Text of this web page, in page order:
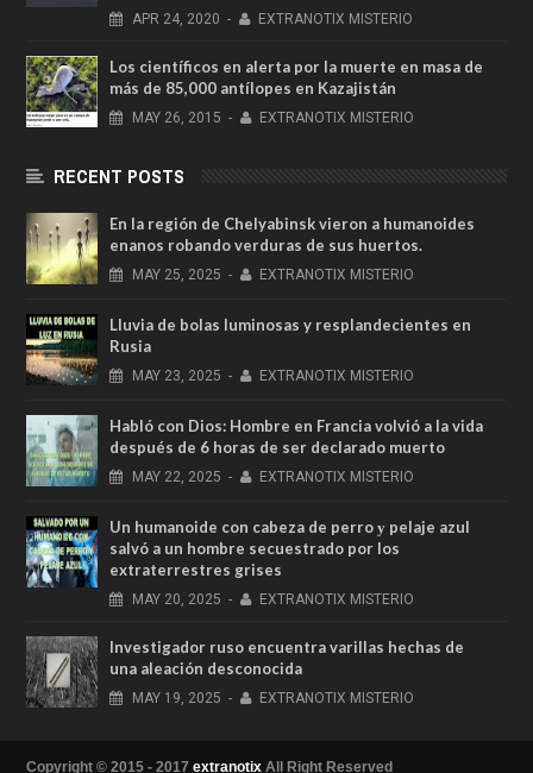
APR 24, 2020 - EXTRANOTIX MISTERIO
Los científicos en alerta por la muerte en masa de
más de 85,000 antílopes en Kazajistán
MAY 26, 2015 - EXTRANOTIX MISTERIO
RECENT POSTS
En la región de Chelyabinsk vieron a humanoides
enanos robando verduras de sus huertos.
MAY 25, 2025 - EXTRANOTIX MISTERIO
Lluvia de bolas luminosas y resplandecientes en
Rusia
MAY 23, 2025 - EXTRANOTIX MISTERIO
Habló con Dios: Hombre en Francia volvió a la vida
después de 6 horas de ser declarado muerto
MAY 22, 2025 - EXTRANOTIX MISTERIO
Un humanoide con cabeza de perro у pelaje azul
salvó a un hombre secuestrado por los
extraterrestres grises
MAY 20, 2025 - EXTRANOTIX MISTERIO
Investigador ruso encuentra varillas hechas de
una aleación desconocida
MAY 19, 2025 - EXTRANOTIX MISTERIO
Copyright © 2015 - 2017 extranotix All Right Reserved